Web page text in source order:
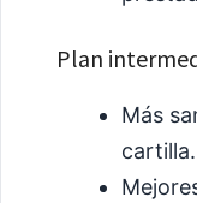
Plan
Más
cartilla.